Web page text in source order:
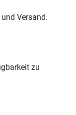
Versand.
zu